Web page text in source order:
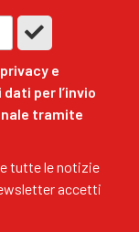
e
per l’invio
tramite
tutte le notizie
accetti